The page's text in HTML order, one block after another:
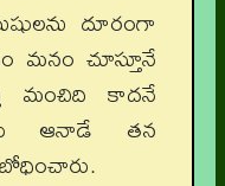
దూరంగా
మనం చూస్తూనే
మంచిది కాదనే
ఆనాడే తన